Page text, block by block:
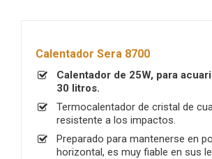
Calentador Sera 8700
Calentador de 25W, para
30 litros.
Termocalentador de cristal de
resistente a los impactos.
Preparado para mantenerse en
horizontal, es muy fiable en sus